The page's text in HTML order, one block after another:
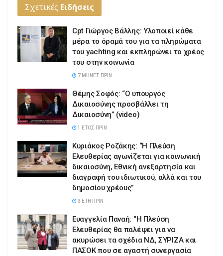
Σχετικές Ειδήσεις
Cpt Γιώργος Βάλλης: Υλοποιεί κάθε
μέρα το όραμά του για τα πληρώματα
του yachting και εκπληρώνει το χρέος
του στην κοινωνία
7 ΜΉΝΕΣ ΠΡΙΝ
Θέμης Σοφός: “Ο υπουργός
Δικαιοσύνης προσβάλλει τη
Δικαιοσύνη” (video)
1 ΈΤΟΣ ΠΡΙΝ
Κυριάκος Ροζάκης: “Η Πλεύση
Ελευθερίας αγωνίζεται για κοινωνική
δικαιοσύνη, Εθνική ανεξαρτησία και
διαγραφή του ιδιωτικού, αλλά και του
δημοσίου χρέους”
3 ΈΤΗ ΠΡΙΝ
Ευαγγελία Παναή: “Η Πλεύση
Ελευθερίας θα παλέψει για να
ακυρώσει τα σχέδια ΝΔ, ΣΥΡΙΖΑ και
ΠΑΣΟΚ που σε αγαστή συνεργασία